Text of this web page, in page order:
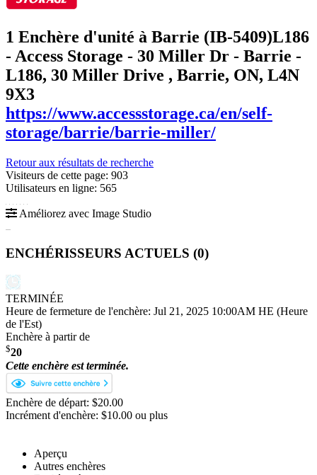
1 Enchère d'unité à Barrie (IB-5409)L186
- Access Storage - 30 Miller Dr - Barrie -
L186, 30 Miller Drive , Barrie, ON, L4N
9X3
https://www.accessstorage.ca/en/self-
storage/barrie/barrie-miller/
Retour aux résultats de recherche
Visiteurs de cette page: 903
Utilisateurs en ligne: 565
Améliorez avec Image Studio
ENCHÉRISSEURS ACTUELS (0)
TERMINÉE
Heure de fermeture de l'enchère: Jul 21, 2025 10:00AM HE (Heure
de l'Est)
Enchère à partir de
$20
Cette enchère est terminée.
Enchère de départ: $20.00
Incrément d'enchère: $10.00 ou plus
Aperçu
Autres enchères